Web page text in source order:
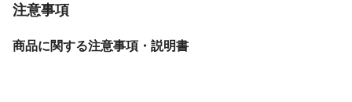
注意事項
商品に関する注意事項・説明書